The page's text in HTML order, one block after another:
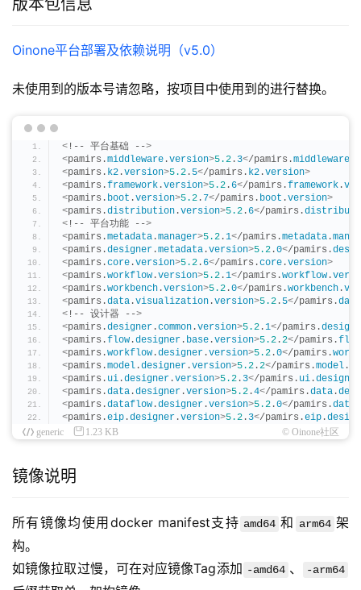
版本包信息
Oinone平台部署及依赖说明（v5.0）
未使用到的版本号请忽略，按项目中使用到的进行替换。
< !-- 平台基础 -->
<pamirs.middleware .version>5.2 . 3</pamirs.middleware
<pamirs. k2 .version>5.2 . 5</pamirs. k2 .version>
<pamirs.framework .version>5.2 . 6</pamirs.framework .
<pamirs. boot .version>5.2 . 7</pamirs. boot .version>
<pamirs.distribution .version>5.2 . 6</pamirs.
< !-- 平台功能 -->
<pamirs.metadata .manager>5.2 .1</pamirs.metadata .
<pamirs.designer .metadata .version>5.2 .0</pamirs.
<pamirs.core .version>5.2 . 6</pamirs.core .version>
<pamirs.workflow .version>5.2 .1</pamirs.workflow .
<pamirs.workbench .version>5.2 .0</pamirs.workbench .
<pamirs.data .visualization .version>5.2 . 5</pamirs.data
< !-- 设计器 -->
<pamirs.designer .common .version>5.2 .1</pamirs.
<pamirs.flow .designer . base .version>5.2 .2</pamirs.flow
<pamirs.workflow .designer .version>5.2 .0</pamirs.
<pamirs.model .designer .version>5.2 .2</pamirs.model .
<pamirs. ui .designer .version>5.2 . 3</pamirs. ui .designer
<pamirs.data .designer .version>5.2 .4</pamirs.data .
<pamirs.dataflow .designer .version>5.2 .0</pamirs.
<pamirs.eip .designer .version>5.2 . 3</pamirs.eip .
generic
1.23 KB © Oinone社区
镜像说明
所有镜像均使用docker manifest支持 amd64 和 arm64 架
构。
如镜像拉取过慢，可在对应镜像Tag添加 -amd64 、 -arm64